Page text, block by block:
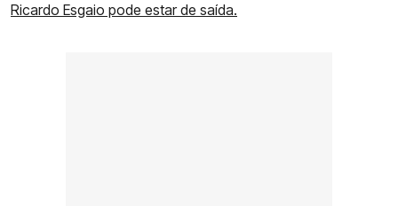
Ricardo Esgaio pode estar de saída.